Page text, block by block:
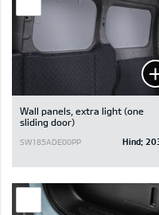
Wall panels, extra light (one
sliding door)
SW185ADE00PP Hind: